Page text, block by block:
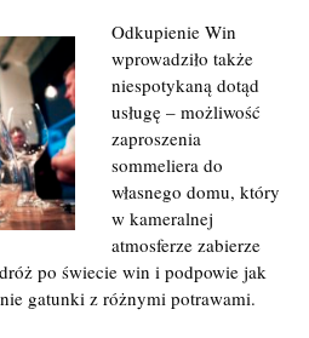
Odkupienie Win
wprowadziło także
niespotykaną dotąd
usługę – możliwość
zaproszenia
sommeliera do
własnego domu, który
w kameralnej
atmosferze zabierze
po świecie win i podpowie jak
gatunki z różnymi potrawami.